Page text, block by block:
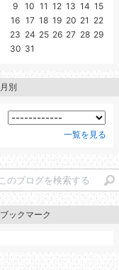
9
10 11 12 13 14 15
16 17 18 19 20 21 22
23 24 25 26 27 28 29
30 31
月別
一覧を見る
ブックマーク